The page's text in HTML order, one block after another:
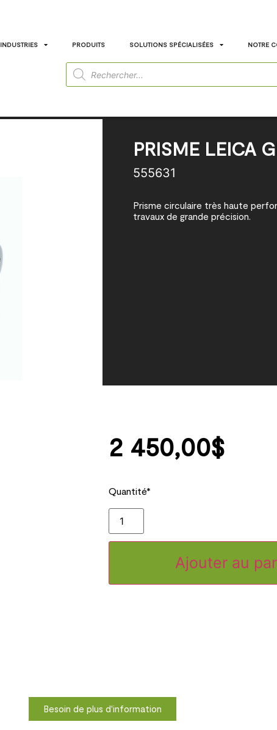
INDUSTRIES PRODUITS SOLUTIONS SPÉCIALISÉES NOTRE
PRISME LEICA
555631
Prisme circulaire très haute
travaux de grande précision.
2 450,00$
Quantité*
Ajouter au
Besoin de plus d'information